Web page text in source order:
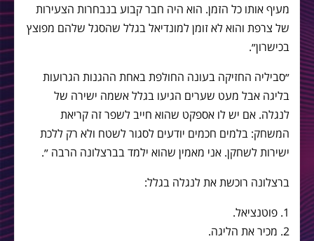
מעיף אותו כל הזמן. הוא היה חבר קבוע בנבחרות הצעירות
של צרפת והוא לא זומן למונדיאל בגלל שהסגל שלהם מפוצץ
בכישרון״.
״סביליה החזיקה בעונה החולפת באחת ההגנות הגרועות
בליגה אבל מעט שערים הגיעו בגלל אשמה ישירה של
לנגלה. אם יש לו אספקט שהוא חייב לשפר זה קריאת
המשחק: בלמים חכמים יודעים לסגור לשטח ולא רק ללכת
ישירות לשחקן. אני מאמין שהוא ילמד בברצלונה הרבה ״.
ברצלונה רוכשת את לנגלה בגלל:
1. פוטנציאל.
2. מכיר את הליגה.